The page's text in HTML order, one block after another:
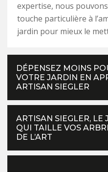
expertise, nous
touche particulière à
jardin pour mieux le
DÉPENSEZ MOINS
VOTRE JARDIN EN
ARTISAN SIEGLER
ARTISAN SIEGLER, LE
QUI TAILLE VOS
DE L’ART